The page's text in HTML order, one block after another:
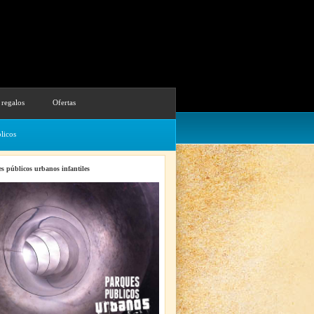
Ofertas
públicos urbanos infantiles